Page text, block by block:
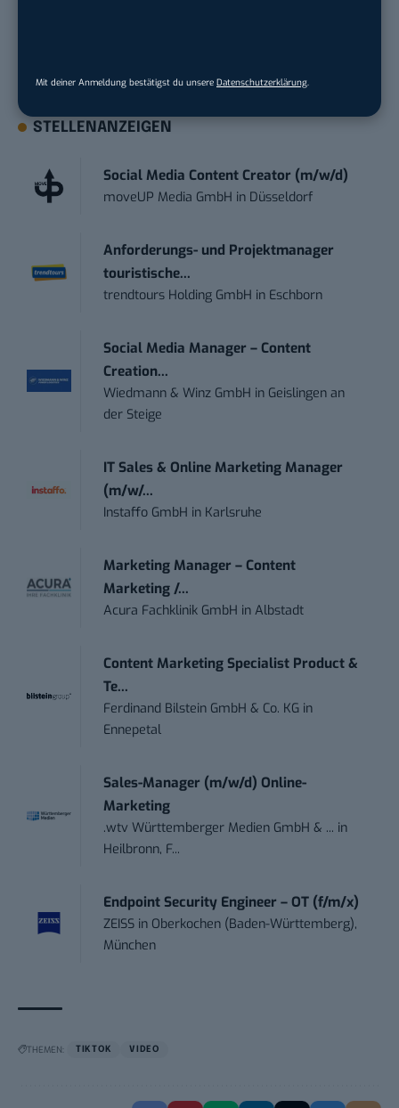
Mit deiner Anmeldung bestätigst du unsere Datenschutzerklärung.
kostenlos anmelden.
STELLENANZEIGEN
Social Media Content Creator (m/w/d)
moveUP Media GmbH in Düsseldorf
Anforderungs- und Projektmanager
touristische...
trendtours Holding GmbH in Eschborn
Social Media Manager – Content
Creation...
Wiedmann & Winz GmbH in Geislingen an
der Steige
IT Sales & Online Marketing Manager
(m/w/...
Instaffo GmbH in Karlsruhe
Marketing Manager – Content
Marketing /...
Acura Fachklinik GmbH inAlbstadt
Content Marketing Specialist Product &
Te...
Ferdinand Bilstein GmbH & Co. KG in
Ennepetal
Sales-Manager (m/w/d) Online-
Marketing
.wtv Württemberger Medien GmbH & ... in
Heilbronn, F...
Endpoint Security Engineer – OT (f/m/x)
ZEISS in Oberkochen (Baden-Württemberg),
München
THEMEN: TIKTOK VIDEO